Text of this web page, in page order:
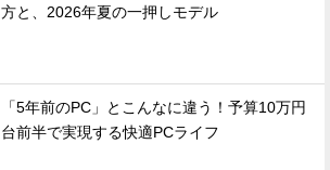
方と、2026年夏の一押しモデル
「5年前のPC」とこんなに違う！予算10万円
台前半で実現する快適PCライフ